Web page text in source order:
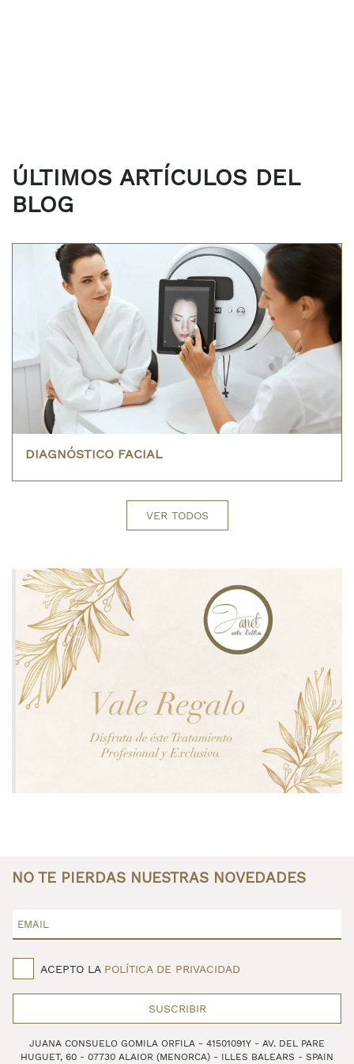
ÚLTIMOS ARTÍCULOS DEL
BLOG
DIAGNÓSTICO FACIAL
VER TODOS
NO TE PIERDAS NUESTRAS NOVEDADES
EMAIL
ACEPTO LA POLÍTICA DE PRIVACIDAD
SUSCRIBIR
JUANA CONSUELO GOMILA ORFILA - 41501091Y - AV. DEL PARE
HUGUET, 60 - 07730 ALAIOR (MENORCA) - ILLES BALEARS - SPAIN